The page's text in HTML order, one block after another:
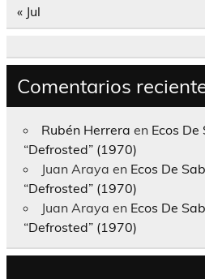
« Jul
Comentarios
Rubén Herrera en Ecos
“Defrosted” (1970)
Juan Araya en Ecos De
“Defrosted” (1970)
Juan Araya en Ecos De
“Defrosted” (1970)